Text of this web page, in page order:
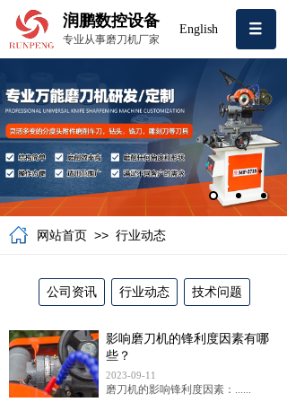
润鹏数控设备 English
专业从事磨刀机厂家
网站首页 >> 行业动态
公司资讯 行业动态 技术问题
影响磨刀机的锋利度因素有哪
些？
2023-09-11
磨刀机的影响锋利度因素：......